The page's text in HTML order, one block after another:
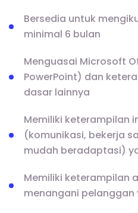
Bersedia untuk
minimal 6 bulan
Menguasai Microsoft
PowerPoint) dan
dasar lainnya
Memiliki keterampilan
(komunikasi, bekerja
mudah beradaptasi)
Memiliki keterampilan
menangani pelanggan